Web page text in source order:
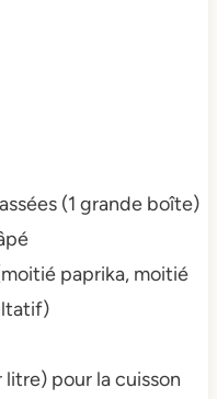
(1 grande boîte)
paprika, moitié
litre) pour la cuisson